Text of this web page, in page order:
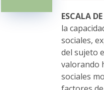
elegir
en
la
página
de
producto
ESCALA
la
sociales,
del sujeto
valorando
sociales